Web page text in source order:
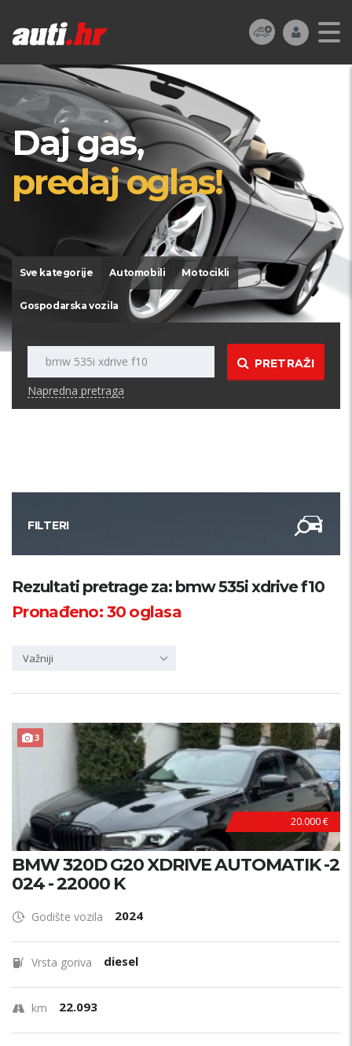
Daj gas,
predaj oglas!
Sve kategorije Automobili Motocikli
Gospodarska vozila
PRETRAŽI
Napredna pretraga
FILTERI
Kategorija
PRETRAŽI
Rezultati pretrage za: bmw 535i xdrive f10
Pronađeno:30oglasa
Važniji
3 TOP STANJE !
20.000 €
BMW 320D G20 XDRIVE AUTOMATIK -2
024 - 22000 K
Godište vozila 2024
Vrsta goriva diesel
km 22.093